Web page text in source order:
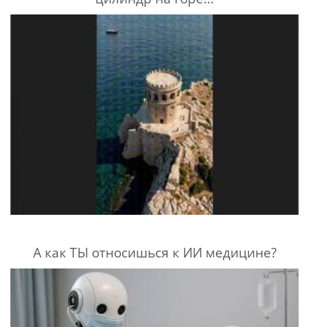
А как ТЫ относишься к ИИ медицине?